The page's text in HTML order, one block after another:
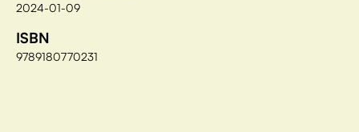
2024-01-09
ISBN
9789180770231